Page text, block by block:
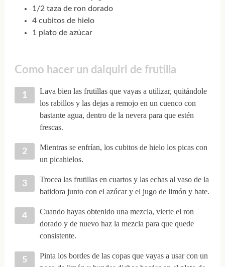
1/2 taza de ron dorado
4 cubitos de hielo
1 plato de azúcar
Como hacer un daiquiri de frutilla
Lava bien las frutillas que vayas a utilizar, quitándole
los rabillos y las dejas a remojo en un cuenco con
bastante agua, dentro de la nevera para que estén
frescas.
Mientras se enfrían, los cubitos de hielo los picas con
un picahielos.
Trocea las frutillas en cuartos y las echas al vaso de la
batidora junto con el azúcar y el jugo de limón y bate.
Cuando hayas obtenido una mezcla, vierte el ron
dorado y de nuevo haz la mezcla para que quede
consistente.
Pinta los bordes de las copas que vayas a usar con un